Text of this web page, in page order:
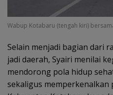
Wabup Kotabaru (tengah kiri)
Selain menjadi bagian dari
jadi daerah, Syairi menilai
mendorong pola hidup
sekaligus memperkenalkan